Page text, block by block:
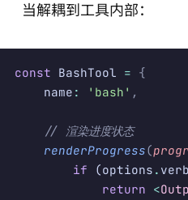
当解耦到工具内部：
const BashTool = {
    name
: 'bash' ,
    // 渲染进度状态
    renderProgress
(
        if
(options .
            return
<